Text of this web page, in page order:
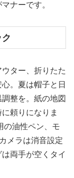
ナーです。
ター、折りたた
。夏は帽子と日
整を。紙の地図
頼りになりま
の油性ペン、モ
メラは消音設定
両手が空くタイ